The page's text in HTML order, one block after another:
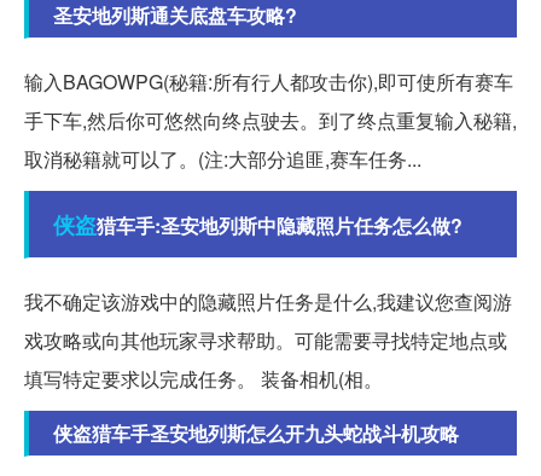
圣安地列斯通关底盘车攻略?
输入BAGOWPG(秘籍:所有行人都攻击你),即可使所有赛车
手下车,然后你可悠然向终点驶去。到了终点重复输入秘籍,
取消秘籍就可以了。(注:大部分追匪,赛车任务...
侠盗猎车手:圣安地列斯中隐藏照片任务怎么做?
我不确定该游戏中的隐藏照片任务是什么,我建议您查阅游
戏攻略或向其他玩家寻求帮助。可能需要寻找特定地点或
填写特定要求以完成任务。 装备相机(相。
侠盗猎车手圣安地列斯怎么开九头蛇战斗机攻略